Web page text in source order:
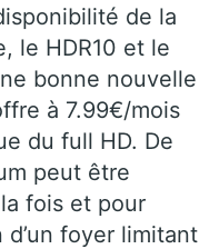
de la
le HDR10 et le
bonne nouvelle
à 7.99€/mois
du full HD. De
peut être
fois et pour
d’un foyer limitant